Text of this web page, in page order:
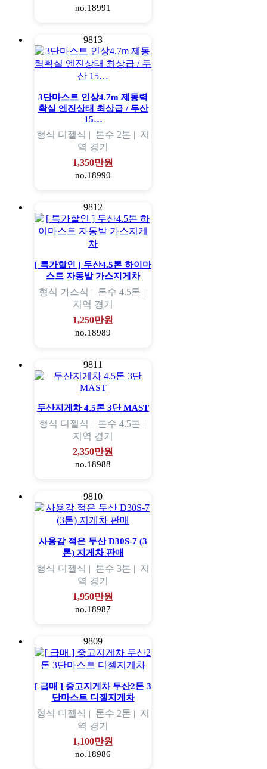
no.18991
9813
3단마스트 인상4.7m 제동력
확실 엔진상태 최상급 / 두산
15…
형식 디젤식 | 톤수 2톤 | 지
역 경기
1,350만원
no.18990
9812
[ 특가할인 ] 두산4.5톤 하이마
스트 자동발 가스지게차
형식 가스식 | 톤수 4.5톤 |
지역 경기
1,250만원
no.18989
9811
두산지게차 4.5톤 3단 MAST
형식 디젤식 | 톤수 4.5톤 |
지역 경기
2,350만원
no.18988
9810
사용감 적은 두산 D30S-7 (3
톤) 지게차 판매
형식 디젤식 | 톤수 3톤 | 지
역 경기
1,950만원
no.18987
9809
[ 급매 ] 중고지게차 두산2톤 3
단마스트 디젤지게차
형식 디젤식 | 톤수 2톤 | 지
역 경기
1,100만원
no.18986